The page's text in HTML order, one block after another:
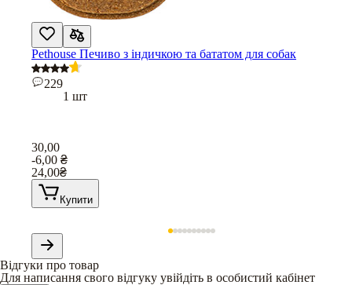
Pethouse Печиво з індичкою та бататом для собак
229
1 шт
30,00
-6,00 ₴
24,00₴
Купити
Відгуки про товар
Для написання свого відгуку увійдіть в особистий кабінет